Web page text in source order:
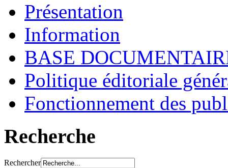
Présentation
Information
BASE
Politique éditoriale
Fonctionnement des
Recherche
Rechercher